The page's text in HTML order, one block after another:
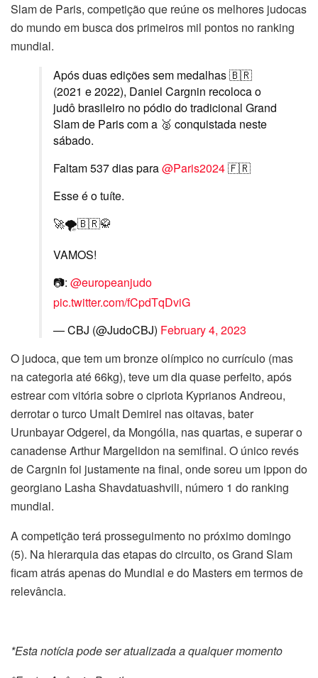
Slam de Paris, competição que reúne os melhores judocas
do mundo em busca dos primeiros mil pontos no ranking
mundial.
Após duas edições sem medalhas 🇧🇷
(2021 e 2022), Daniel Cargnin recoloca o
judô brasileiro no pódio do tradicional Grand
Slam de Paris com a 🥈 conquistada neste
sábado.
Faltam 537 dias para@Paris2024🇫🇷
Esse é o tuíte.
🚀🌪️🇧🇷🥋
VAMOS!
📷: @europeanjudo
pic.twitter.com/fCpdTqDviG
— CBJ (@JudoCBJ) February 4, 2023
O judoca, que tem um bronze olímpico no currículo (mas
na categoria até 66kg), teve um dia quase perfeito, após
estrear com vitória sobre o cipriota Kyprianos Andreou,
derrotar o turco Umalt Demirel nas oitavas, bater
Urunbayar Odgerel, da Mongólia, nas quartas, e superar o
canadense Arthur Margelidon na semifinal. O único revés
de Cargnin foi justamente na final, onde soreu um ippon do
georgiano Lasha Shavdatuashvili, número 1 do ranking
mundial.
A competição terá prosseguimento no próximo domingo
(5). Na hierarquia das etapas do circuito, os Grand Slam
ficam atrás apenas do Mundial e do Masters em termos de
relevância.
*Esta notícia pode ser atualizada a qualquer momento